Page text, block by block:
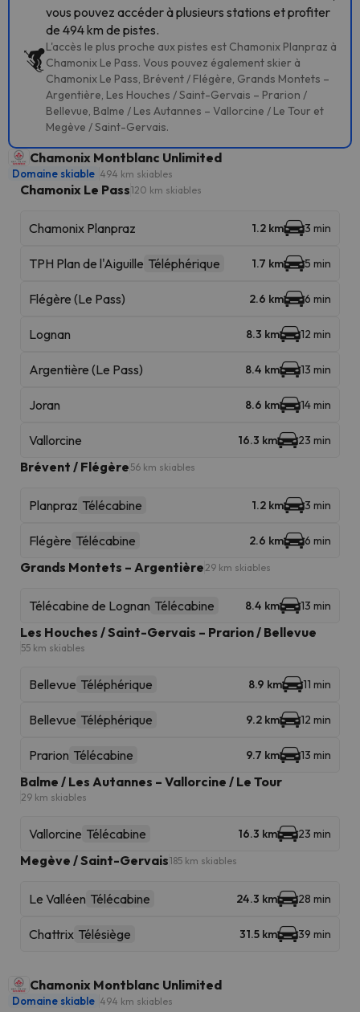
vous pouvez accéder à plusieurs stations et profiter
de 494 km de pistes.
L'accès le plus proche aux pistes est Chamonix Planpraz à
Chamonix Le Pass. Vous pouvez également skier à
Chamonix Le Pass, Brévent / Flégère, Grands Montets –
Argentière, Les Houches / Saint-Gervais – Prarion /
Bellevue, Balme / Les Autannes – Vallorcine / Le Tour et
Megève / Saint-Gervais.
Chamonix Montblanc Unlimited
Domaine skiable 494 km skiables
Chamonix Le Pass120 km skiables
Chamonix Planpraz 1.2 km 3 min
TPH Plan de l'Aiguille Téléphérique 1.7 km 5 min
Flégère (Le Pass) 2.6 km 6 min
Lognan 8.3 km 12 min
Argentière (Le Pass) 8.4 km 13 min
Joran 8.6 km 14 min
Vallorcine 16.3 km 23 min
Brévent / Flégère 56 km skiables
Planpraz Télécabine 1.2 km 3 min
Flégère Télécabine 2.6 km 6 min
Grands Montets – Argentière 29 km skiables
Télécabine de Lognan Télécabine 8.4 km 13 min
Les Houches / Saint-Gervais – Prarion / Bellevue
55 km skiables
Bellevue Téléphérique 8.9 km 11 min
Bellevue Téléphérique 9.2 km 12 min
Prarion Télécabine 9.7 km 13 min
Balme / Les Autannes – Vallorcine / Le Tour
29 km skiables
Vallorcine Télécabine 16.3 km 23 min
Megève / Saint-Gervais185 km skiables
Le Valléen Télécabine 24.3 km 28 min
Chattrix Télésiège 31.5 km 39 min
Chamonix Montblanc Unlimited
Domaine skiable 494 km skiables